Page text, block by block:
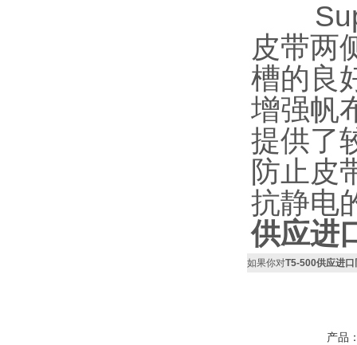
皮带两
槽的良
增强帆
提供了
防止皮
抗静电
供应进
如果你对T5-500供应进
产品